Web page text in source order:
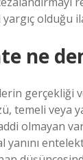
yargıç olduğu
ne
gerçekliği
temeli veya
olmayan